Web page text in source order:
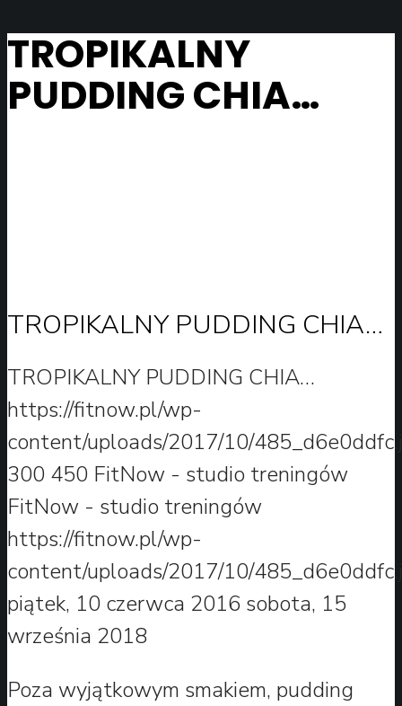
TROPIKALNY
PUDDING CHIA…
TROPIKALNY PUDDING CHIA…
TROPIKALNY PUDDING CHIA…
https://fitnow.pl/wp-
content/uploads/2017/10/
300 450 FitNow - studio treningów
FitNow - studio treningów
https://fitnow.pl/wp-
content/uploads/2017/10/
piątek, 10 czerwca 2016 sobota, 15
września 2018
Poza wyjątkowym smakiem, pudding